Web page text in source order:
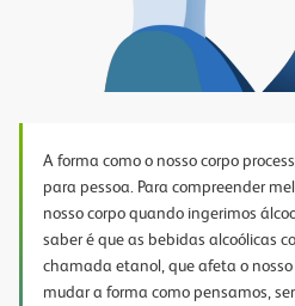
A forma como o nosso corpo
para pessoa. Para compreender
nosso corpo quando ingerimos
saber é que as bebidas alcoólicas
chamada etanol, que afeta o
mudar a forma como pensamos,